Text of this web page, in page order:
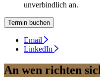
unverbindlich an.
Termin buchen
Email
LinkedIn
An wen richten